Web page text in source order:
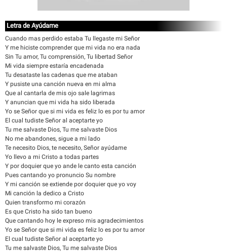
Letra de Ayúdame
Cuando mas perdido estaba Tu llegaste mi Señor
Y me hiciste comprender que mi vida no era nada
Sin Tu amor, Tu comprensión, Tu libertad Señor
Mi vida siempre estaría encadenada
Tu desataste las cadenas que me ataban
Y pusiste una canción nueva en mi alma
Que al cantarla de mis ojo sale lagrimas
Y anuncian que mi vida ha sido liberada
Yo se Señor que si mi vida es feliz lo es por tu amor
El cual tudiste Señor al aceptarte yo
Tu me salvaste Dios, Tu me salvaste Dios
No me abandones, sigue a mi lado
Te necesito Dios, te necesito, Señor ayúdame
Yo llevo a mi Cristo a todas partes
Y por doquier que yo ande le canto esta canción
Pues cantando yo pronuncio Su nombre
Y mi canción se extiende por doquier que yo voy
Mi canción la dedico a Cristo
Quien transformo mi corazón
Es que Cristo ha sido tan bueno
Que cantando hoy le expreso mis agradecimientos
Yo se Señor que si mi vida es feliz lo es por tu amor
El cual tudiste Señor al aceptarte yo
Tu me salvaste Dios, Tu me salvaste Dios